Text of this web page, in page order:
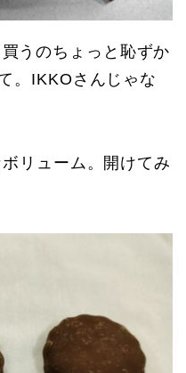
うのちょっと恥ずか
。IKKOさんじゃな
リューム。開けてみ